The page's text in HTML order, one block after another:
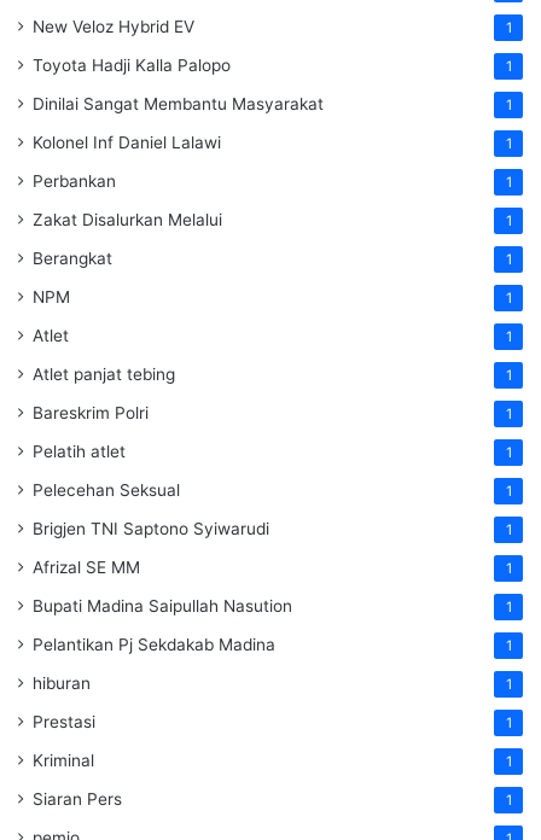
New Veloz Hybrid EV 1
Toyota Hadji Kalla Palopo 1
Dinilai Sangat Membantu Masyarakat 1
Kolonel Inf Daniel Lalawi 1
Perbankan 1
Zakat Disalurkan Melalui 1
Berangkat 1
NPM 1
Atlet 1
Atlet panjat tebing 1
Bareskrim Polri 1
Pelatih atlet 1
Pelecehan Seksual 1
Brigjen TNI Saptono Syiwarudi 1
Afrizal SE MM 1
Bupati Madina Saipullah Nasution 1
Pelantikan Pj Sekdakab Madina 1
hiburan 1
Prestasi 1
Kriminal 1
Siaran Pers 1